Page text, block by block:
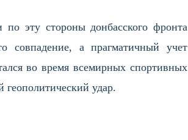
эту стороны донбасского фронта
совпадение, а прагматичный учет
во время всемирных спортивных
удар.